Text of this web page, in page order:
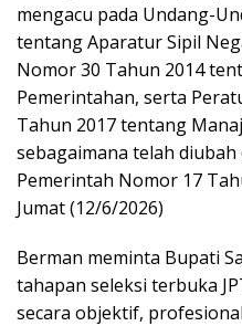
mengacu pada Undang-
tentang Aparatur Sipil
Nomor 30 Tahun 2014
Pemerintahan, serta
Tahun 2017 tentang
sebagaimana telah
Pemerintah Nomor 17
Jumat (12/6/2026)
Berman meminta Bupati
tahapan seleksi terbuka
secara objektif,